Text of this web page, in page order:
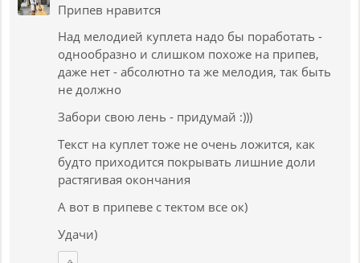
Припев нравится
Над мелодией куплета надо бы поработать -
однообразно и слишком похоже на припев,
даже нет - абсолютно та же мелодия, так быть
не должно
Забори свою лень - придумай :)))
Текст на куплет тоже не очень ложится, как
будто приходится покрывать лишние доли
растягивая окончания
А вот в припеве с тектом все ок)
Удачи)